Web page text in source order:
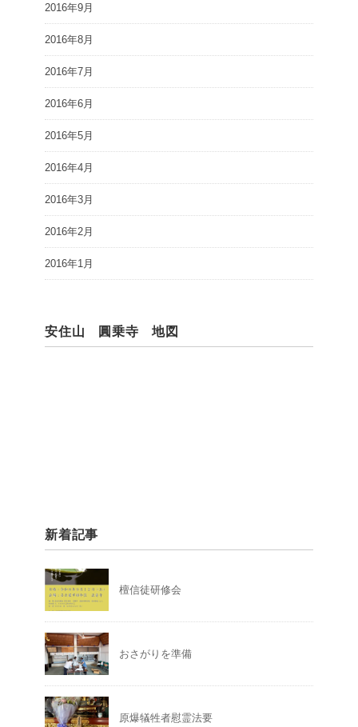
2016年9月
2016年8月
2016年7月
2016年6月
2016年5月
2016年4月
2016年3月
2016年2月
2016年1月
安住山 圓乗寺 地図
新着記事
檀信徒研修会
おさがりを準備
原爆犠牲者慰霊法要